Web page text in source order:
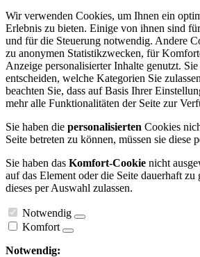
Wir verwenden Cookies, um Ihnen ein
Erlebnis zu bieten. Einige von ihnen sind
und für die Steuerung notwendig. Andere
zu anonymen Statistikzwecken, für
Anzeige personalisierter Inhalte genutzt.
entscheiden, welche Kategorien Sie
beachten Sie, dass auf Basis Ihrer
mehr alle Funktionalitäten der Seite zur
Sie haben die personalisierten Cookies
Seite betreten zu können, müssen sie diese
Sie haben das Komfort-Cookie nicht
auf das Element oder die Seite dauerhaft zu
dieses per Auswahl zulassen.
Notwendig
Komfort
Notwendig: